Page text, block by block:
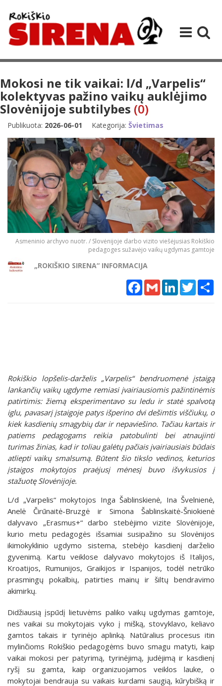
Mokosi ne tik vaikai: l/d „Varpelis“
kolektyvas pažino vaikų auklėjimo
Slovėnijoje subtilybes (0)
Publikuota: 2026-06-01 Kategorija: Švietimas
Asmeninio archyvo nuotr. / Slovėnijoje darbo vizito viešėjusias Rokiškio
pedagoges sužavėjo vaikų ugdymas gamtoje
„ROKIŠKIO SIRENA“ INFORMACIJA
Facebook
Gmail LinkedInTwitter
Rokiškio lopšelis-darželis „Varpelis“ bendruomenė įstaigą
lankančių vaikų ugdyme remiasi įvairiausiomis pažintinėmis
patirtimis: žiemą eksperimentavo su ledu ir statė spalvotą
iglu, pavasarį įstaigoje patys išperino dvi dešimtis viščiukų, o
kiek kasdienių smagybių dar ir nepaviešino. Tačiau kartais ir
patiems pedagogams reikia patobulinti bei atnaujinti
turimas žinias, kad ir toliau galėtų pačiais įvairiausiais būdais
atliepti vaikų smalsumą. Būtent šio tikslo vedinos, keturios
įstaigos mokytojos praėjusį mėnesį buvo išvykusios į
stažuotę Slovėnijoje.
L/d „Varpelis“ mokytojos Inga Šablinskienė, Ina Švelnienė,
Anelė Čirūnaitė-Bruzgė ir Simona Šablinskaitė-Šniokienė
dalyvavo „Erasmus+“ darbo stebėjimo vizite Slovėnijoje,
kurio metu pedagogės išsamiai susipažino su Slovėnijos
ikimokyklinio ugdymo sistema, stebėjo kasdienį darželio
gyvenimą. Kartu veiklose dalyvavo mokytojos iš Italijos,
Kroatijos, Rumunijos, Graikijos ir Ispanijos, todėl netrūko
prasmingų pokalbių, patirties mainų ir šiltų bendravimo
akimirkų.
Didžiausią įspūdį lietuvėms paliko vaikų ugdymas gamtoje,
nes vaikai su mokytojais vyko į mišką, stovyklavo, keliavo
gamtos takais ir tyrinėjo aplinką. Natūralius procesus itin
mylinčioms Rokiškio pedagogėms buvo smagu matyti, kaip
vaikai mokosi per patyrimą, tyrinėjimą, judėjimą ir kasdienį
ryšį su gamta, kaip organizuojamos veiklos lauke, o
mokytojai bendrauja su vaikais kurdami saugią, kūrybišką ir